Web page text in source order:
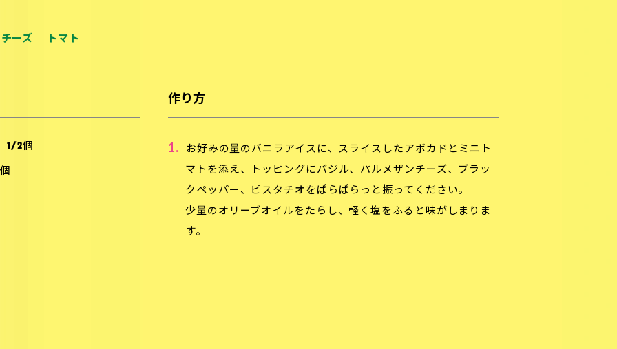
チーズ トマト
1/2個
作り方
1.
お好みの量のバニラアイスに、スライスしたアボカドとミニト
マトを添え、トッピングにバジル、パルメザンチーズ、ブラッ
クペッパー、ピスタチオをぱらぱらっと振ってください。
少量のオリーブオイルをたらし、軽く塩をふると味がしまりま
す。